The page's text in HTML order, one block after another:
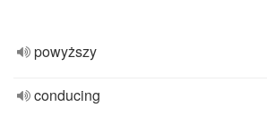
powyższy
conducing